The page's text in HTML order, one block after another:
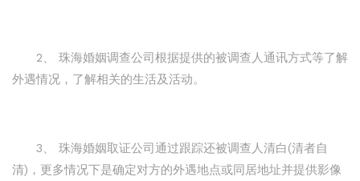
2、 珠海婚姻调查公司根据提供的被调查人通讯方式等了解
外遇情况，了解相关的生活及活动。
3、 珠海婚姻取证公司通过跟踪还被调查人清白(清者自
清)，更多情况下是确定对方的外遇地点或同居地址并提供影像